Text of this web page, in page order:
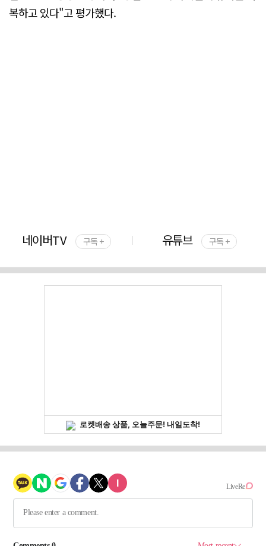
복하고 있다"고 평가했다.
네이버TV 구독 + 유튜브 구독 +